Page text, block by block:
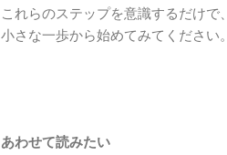
これらのステップを意識するだけで
小さな一歩から始めてみてください
あわせて読みたい